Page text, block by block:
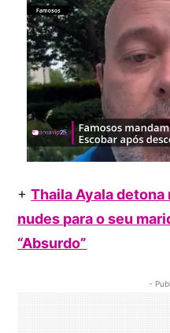
+Thaila Ayala
nudes para o seu
“Absurdo”
-